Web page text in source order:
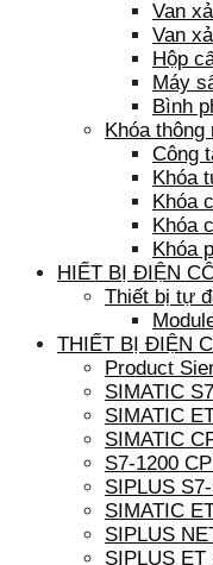
Van
Van
Hộp
Máy
Bình
Khóa thông
Công
Khóa
Khóa
Khóa
Khóa
HIẾT BỊ ĐIỆN
Thiết bị tự
THIẾT BỊ ĐIỆN
Product
SIMATIC S7
SIMATIC
SIMATIC
S7-1200
SIPLUS
SIMATIC
SIPLUS
SIPLUS ET